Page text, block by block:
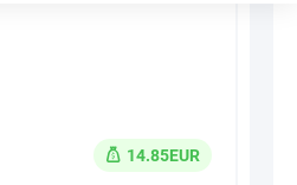
14.85EUR